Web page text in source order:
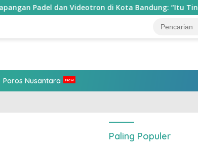
dan Videotron di Kota Bandung: “Itu Tindakan
Poros Nusantara
Paling Populer